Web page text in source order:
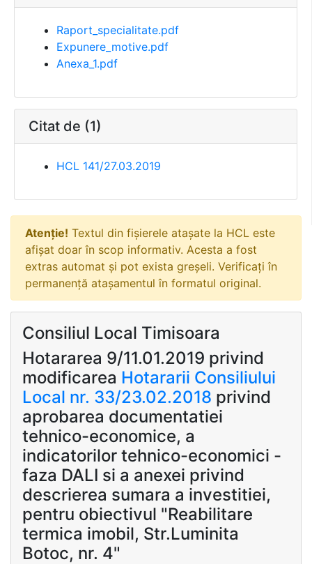
Raport_specialitate.pdf
Expunere_motive.pdf
Anexa_1.pdf
Citat de (1)
HCL 141/27.03.2019
Atenție! Textul din fișierele atașate la HCL este
afișat doar în scop informativ. Acesta a fost
extras automat și pot exista greșeli. Verificați în
permanență atașamentul în formatul original.
Consiliul Local Timisoara
Hotararea 9/11.01.2019 privind
modificarea Hotararii Consiliului
Local nr. 33/23.02.2018 privind
aprobarea documentatiei
tehnico-economice, a
indicatorilor tehnico-economici -
faza DALI si a anexei privind
descrierea sumara a investitiei,
pentru obiectivul "Reabilitare
termica imobil, Str.Luminita
Botoc, nr. 4"